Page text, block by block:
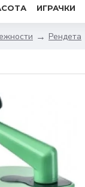
ИГРАЧКИ
Рендета